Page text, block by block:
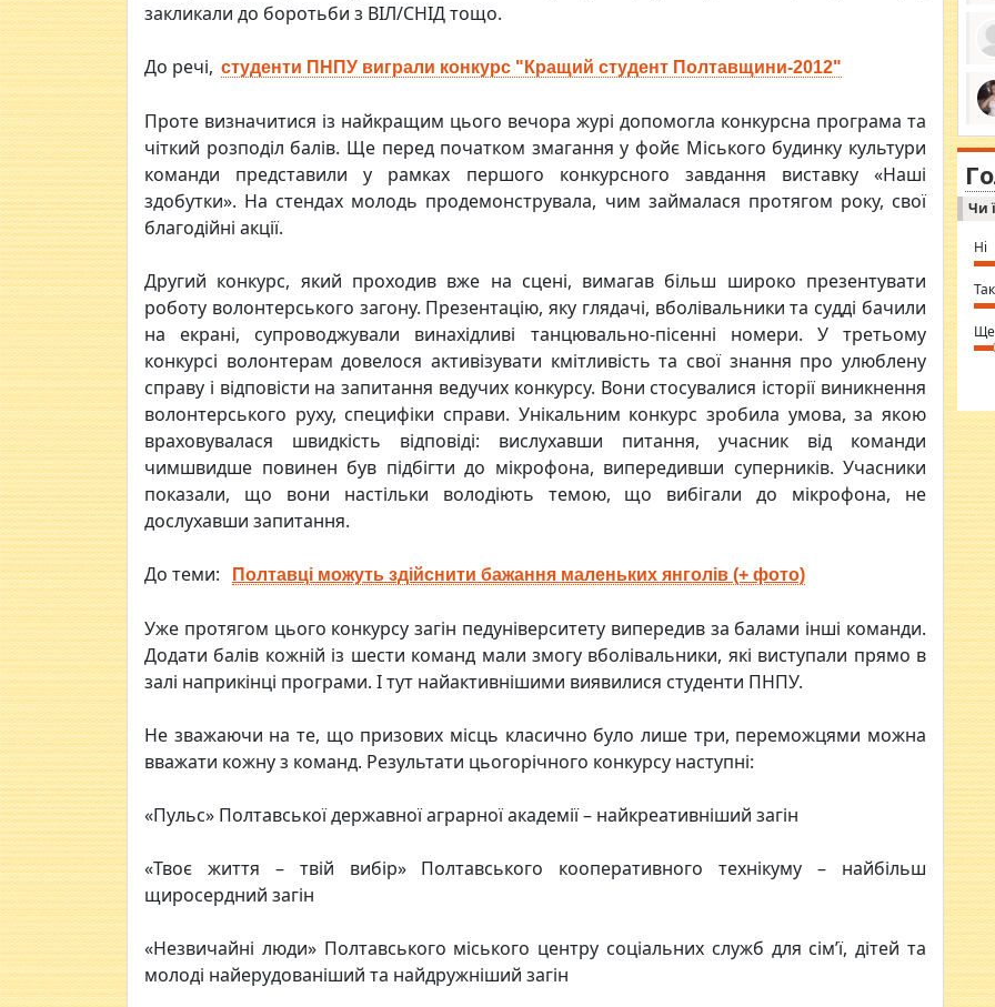
закликали до боротьби з ВІЛ/СНІД тощо.
До речі, студенти ПНПУ виграли конкурс "Кращий студент Полтавщини-2012"
Проте визначитися із найкращим цього вечора журі допомогла конкурсна програма та
чіткий розподіл балів. Ще перед початком змагання у фойє Міського будинку культури
команди представили у рамках першого конкурсного завдання виставку «Наші
здобутки». На стендах молодь продемонструвала, чим займалася протягом року, свої
благодійні акції.
Другий конкурс, який проходив вже на сцені, вимагав більш широко презентувати
роботу волонтерського загону. Презентацію, яку глядачі, вболівальники та судді бачили
на екрані, супроводжували винахідливі танцювально-пісенні номери. У третьому
конкурсі волонтерам довелося активізувати кмітливість та свої знання про улюблену
справу і відповісти на запитання ведучих конкурсу. Вони стосувалися історії виникнення
волонтерського руху, специфіки справи. Унікальним конкурс зробила умова, за якою
враховувалася швидкість відповіді: вислухавши питання, учасник від команди
чимшвидше повинен був підбігти до мікрофона, випередивши суперників. Учасники
показали, що вони настільки володіють темою, що вибігали до мікрофона, не
дослухавши запитання.
До теми: Полтавці можуть здійснити бажання маленьких янголів (+ фото)
Уже протягом цього конкурсу загін педуніверситету випередив за балами інші команди.
Додати балів кожній із шести команд мали змогу вболівальники, які виступали прямо в
залі наприкінці програми. І тут найактивнішими виявилися студенти ПНПУ.
Не зважаючи на те, що призових місць класично було лише три, переможцями можна
вважати кожну з команд. Результати цьогорічного конкурсу наступні:
«Пульс» Полтавської державної аграрної академії – найкреативніший загін
«Твоє життя – твій вибір» Полтавського кооперативного технікуму – найбільш
щиросердний загін
«Незвичайні люди» Полтавського міського центру соціальних служб для сім’ї, дітей та
молоді найерудованіший та найдружніший загін
за
ми
in
⇒
Чи
Ні
Так
Ще